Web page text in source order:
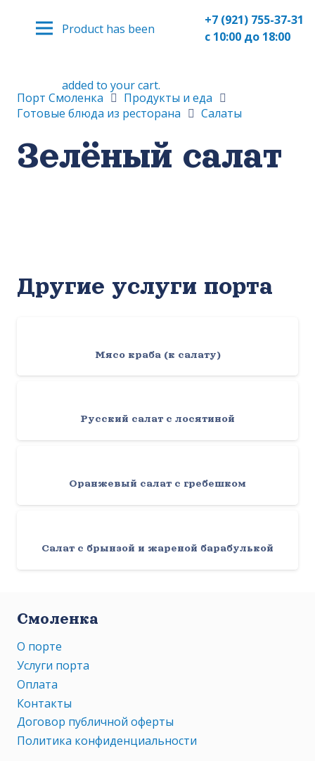
Producthas been
added to your cart.
+7 (921) 755-37-31
с 10:00 до 18:00
Порт Смоленка
Продукты и еда
Готовые блюда из ресторана
Салаты
Зелёный салат
Другие услуги порта
Мясо краба (к салату)
Русский салат с лосятиной
Оранжевый салат с гребешком
Салат с брынзой и жареной барабулькой
Смоленка
О порте
Услуги порта
Оплата
Контакты
Договор публичной оферты
Политика конфиденциальности